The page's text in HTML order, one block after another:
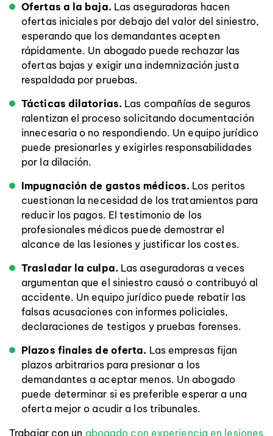
Ofertas a la baja. Las aseguradoras hacen
ofertas iniciales por debajo del valor del siniestro,
esperando que los demandantes acepten
rápidamente. Un abogado puede rechazar las
ofertas bajas y exigir una indemnización justa
respaldada por pruebas.
Tácticas dilatorias. Las compañías de seguros
ralentizan el proceso solicitando documentación
innecesaria o no respondiendo. Un equipo jurídico
puede presionarles y exigirles responsabilidades
por la dilación.
Impugnación de gastos médicos. Los peritos
cuestionan la necesidad de los tratamientos para
reducir los pagos. El testimonio de los
profesionales médicos puede demostrar el
alcance de las lesiones y justificar los costes.
Trasladar la culpa. Las aseguradoras a veces
argumentan que el siniestro causó o contribuyó al
accidente. Un equipo jurídico puede rebatir las
falsas acusaciones con informes policiales,
declaraciones de testigos y pruebas forenses.
Plazos finales de oferta. Las empresas fijan
plazos arbitrarios para presionar a los
demandantes a aceptar menos. Un abogado
puede determinar si es preferible esperar a una
oferta mejor o acudir a los tribunales.
Trabajar con un abogado con experiencia en lesiones